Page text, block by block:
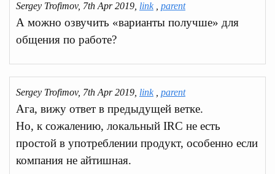
Sergey Trofimov, 7th Apr 2019, link, parent
А можно озвучить «варианты получше» для
общения по работе?
Sergey Trofimov, 7th Apr 2019, link, parent
Ага, вижу ответ в предыдущей ветке.
Но, к сожалению, локальный IRC не есть
простой в употреблении продукт, особенно если
компания не айтишная.